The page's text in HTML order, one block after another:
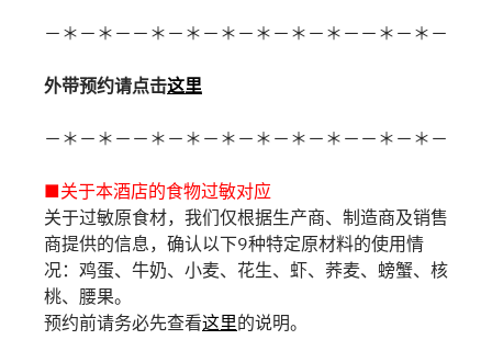
－＊－＊－－＊－＊－＊－＊－＊－＊－－＊－＊－
外带预约请点击这里
－＊－＊－－＊－＊－＊－＊－＊－＊－－＊－＊－
■关于本酒店的食物过敏对应
关于过敏原食材，我们仅根据生产商、制造商及销售
商提供的信息，确认以下9种特定原材料的使用情
况：鸡蛋、牛奶、小麦、花生、虾、荞麦、螃蟹、核
桃、腰果。
预约前请务必先查看这里的说明。